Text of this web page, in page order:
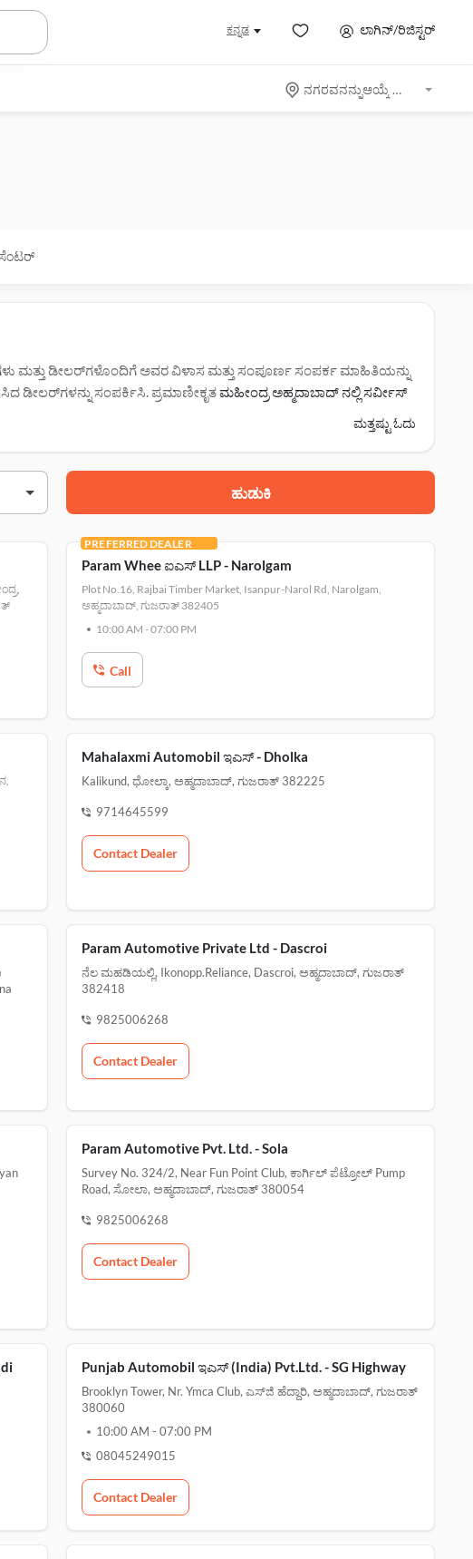
ಕನ್ನಡ ಲಾಗಿನ್/ರಿಜಿಸ್ಟರ್
ನಗರವನನ್ನುಆಯ್ಕೆ ಮಾಡಿ
ಮತ್ತು ಡೀಲರ್‌ಗಳೊಂದಿಗೆ ಅವರ ವಿಳಾಸ ಮತ್ತು ಸಂಪೂರ್ಣ ಸಂಪರ್ಕ ಮಾಹಿತಿಯನ್ನು
ಡೀಲರ್‌ಗಳನ್ನು ಸಂಪರ್ಕಿಸಿ. ಪ್ರಮಾಣೀಕೃತಮಹೀಂದ್ರ ಅಹ್ಮದಾಬಾದ್ ನಲ್ಲಿ ಸರ್ವೀಸ್‌
cinema, khokhra, ಮಣಿನಗರ, ಅಹ್ಮದಾಬಾದ್, 380008
no.60, ನರೋಡಾ ಜಿಐಡಿಸಿ rd, nana chiloda, ಅಹ್ಮದಾಬಾದ್, 382330
rd, narolgam, ಅಹ್ಮದಾಬಾದ್, 382405
ಪೆಟ್ರೋಲ್ ಪಂಪ್., pranami nagar, ವಾಸ್ಟ್ರಲ್, ಅಹ್ಮದಾಬಾದ್, 382441
ಕೈಗಾರಿಕಾ ಉದ್ಯಾನ, ಅಹ್ಮದಾಬಾದ್, 382350
ಮತ್ತಷ್ಟು ಓದು
ಹುಡುಕಿ
PREFERRED DEALER
Param Whee ಐಎಸ್‌ LLP - Narolgam
Plot No.16, Rajbai Timber Market, Isanpur-Narol Rd, Narolgam,
ಅಹ್ಮದಾಬಾದ್, ಗುಜರಾತ್ 382405
10:00 AM -07:00 PM
Call
Mahalaxmi Automobil ಇಎಸ್‌ - Dholka
Kalikund, ಧೋಲ್ಕಾ, ಅಹ್ಮದಾಬಾದ್, ಗುಜರಾತ್ 382225
9714645599
Contact Dealer
Param Automotive Private Ltd - Dascroi
ನೆಲ ಮಹಡಿಯಲ್ಲಿ, Ikonopp.reliance, Dascroi, ಅಹ್ಮದಾಬಾದ್, ಗುಜರಾತ್
382418
9825006268
Contact Dealer
Param Automotive Pvt. Ltd. - Sola
Survey No. 324/2, Near Fun Point Club, ಕಾರ್ಗಿಲ್ ಪೆಟ್ರೋಲ್ Pump
Road, ಸೋಲಾ, ಅಹ್ಮದಾಬಾದ್, ಗುಜರಾತ್ 380054
9825006268
Contact Dealer
Punjab Automobil ಇಎಸ್‌ (India) Pvt.Ltd. - SG Highway
Brooklyn Tower, Nr. Ymca Club, ಎಸ್‌ಜಿ ಹೆದ್ದಾರಿ, ಅಹ್ಮದಾಬಾದ್, ಗುಜರಾತ್
380060
10:00 AM -07:00 PM
08045249015
Contact Dealer